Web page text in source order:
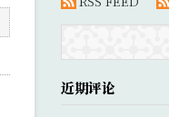
近期评论